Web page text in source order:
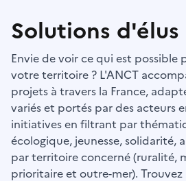
Solutions d'élus
Envie de voir ce qui est possible
votre territoire ? L'ANCT
projets à travers la France,
variés et portés par des acteurs
initiatives en filtrant par
écologique, jeunesse, solidarité,
par territoire concerné (ruralité,
prioritaire et outre-mer). Trouvez